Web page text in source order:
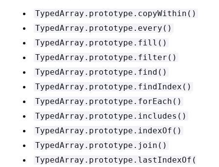
TypedArray.prototype.copyWithin()
TypedArray.prototype.every()
TypedArray.prototype.fill()
TypedArray.prototype.filter()
TypedArray.prototype.find()
TypedArray.prototype.findIndex()
TypedArray.prototype.forEach()
TypedArray.prototype.includes()
TypedArray.prototype.indexOf()
TypedArray.prototype.join()
TypedArray.prototype.lastIndexOf(